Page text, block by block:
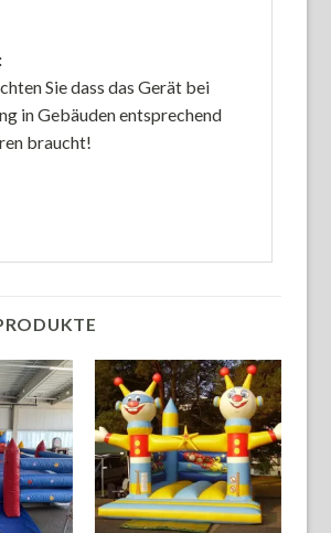
Sie dass das Gerät bei
in Gebäuden entsprechend
braucht!